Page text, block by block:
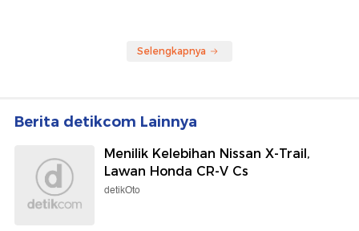
Selengkapnya
Berita detikcom Lainnya
Menilik Kelebihan Nissan X-Trail,
Lawan Honda CR-V Cs
detikOto